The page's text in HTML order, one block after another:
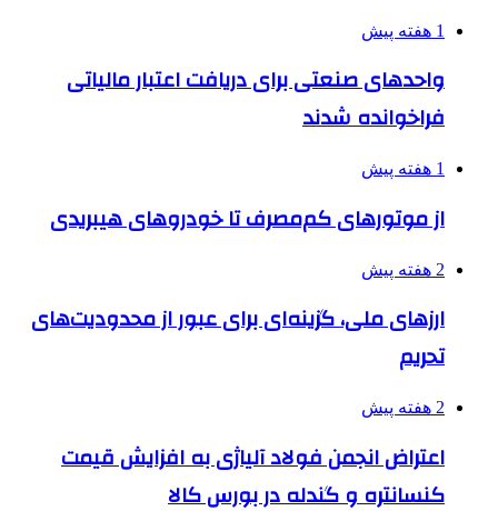
1 هفته پیش
واحدهای صنعتی برای دریافت اعتبار مالیاتی
فراخوانده شدند
1 هفته پیش
از موتورهای کم‌مصرف تا خودروهای هیبریدی
2 هفته پیش
ارزهای ملی، گزینه‌ای برای عبور از محدودیت‌های
تحریم
2 هفته پیش
اعتراض انجمن فولاد آلیاژی به افزایش قیمت
کنسانتره و گندله در بورس کالا